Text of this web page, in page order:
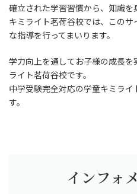
確立された学習習慣から、知識を
キミライト茗荷谷校では、この
な指導を行ってまいります。
学力向上を通してお子様の成長
ライト茗荷谷校です。
中学受験完全対応の学童キミラ
す。
インフォ